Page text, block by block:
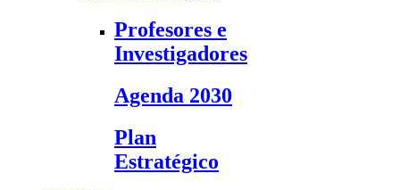
Profesores e
Investigadores
Agenda 2030
Plan
Estratégico